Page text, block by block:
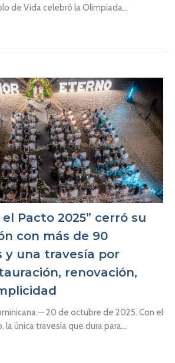
de Vida celebró la Olimpiada...
Pacto 2025” cerró su
con más de 90
y una travesía por
renovación,
— 20 de octubre de 2025. Con el
la única travesía que dura para...